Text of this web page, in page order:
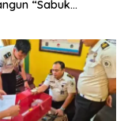
“Sabuk